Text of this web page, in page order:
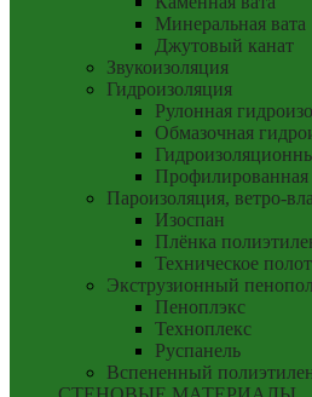
Минеральная вата
Джутовый канат
Звукоизоляция
Гидроизоляция
Рулонная
Обмазочная
Профилированная
Пароизоляция, ветро-
Изоспан
Плёнка
Техническое
Экструзионный
Пеноплэкс
Техноплекс
Руспанель
Вспененный